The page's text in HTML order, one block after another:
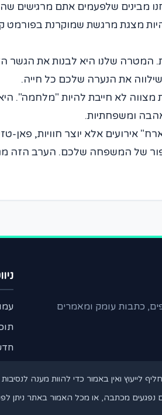
מבינים שלפעמים אתם מרגישים
מצגת מרגשת שמוקרנת
המטרה שלנו היא לבנות את
את הנערה שלכם כל חייה.
לא חייבת להיות "מלחמה".
ומשפחתיות.
אלא יוצר חוויות, פאן-
של המשפחה שלכם. הערב הזה
כתבות עומק ומאמרים
לייעוץ ואין באמור כדי להוות מענה
מכתבה, או מכל האמור באתר ניתן